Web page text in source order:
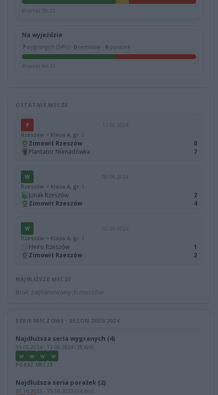
Bramki 30-22
Na wyjeździe
7wygranych (54%) · 0remisów · 6porażek
Bramki 44-33
OSTATNIE MECZE
P 13.06.2024
Rzeszów > Klasa A, gr. I
Zimowit Rzeszów
0
Plantator Nienadówka
7
W 09.06.2024
Rzeszów > Klasa A, gr. I
Junak Rzeszów
2
Zimowit Rzeszów
4
W 02.06.2024
Rzeszów > Klasa A, gr. I
Heiro Rzeszów
1
Zimowit Rzeszów
2
NAJBLIŻSZE MECZE
Brak zaplanowanych meczów.
SERIE MECZOWE · SEZON 2023/2024
Najdłuższa seria wygranych (4)
19.05.2024 - 13.06.2024 (25 dni)
W W W W
POKAŻ MECZE
Najdłuższa seria porażek (2)
01.10.2023 - 15.10.2023 (14 dni)